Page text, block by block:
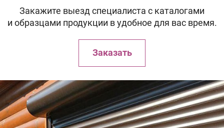
Закажите выезд специалиста с каталогами
и образцами продукции в удобное для вас время.
Заказать